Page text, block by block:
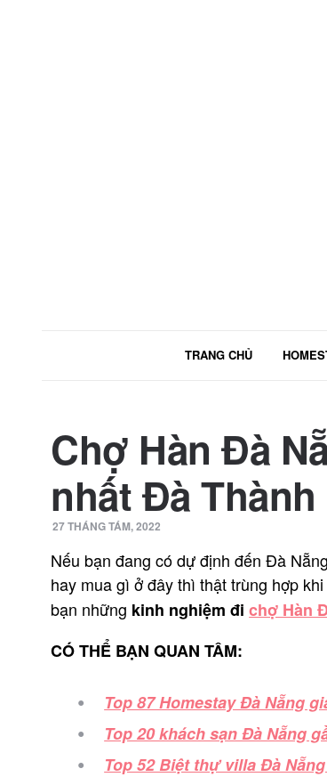
TRANG CHỦ
Chợ Hàn Đà
nhất Đà Thành
27 THÁNG TÁM, 2022
Nếu bạn đang có dự định đến Đà
hay mua gì ở đây thì thật trùng hợp
bạn những kinh nghiệm đichợ Hàn
CÓ THỂ BẠN QUAN TÂM:
Top 87 Homestay Đà Nẵng
Top 20 khách sạn Đà Nẵng
Top 52 Biệt thự villa Đà